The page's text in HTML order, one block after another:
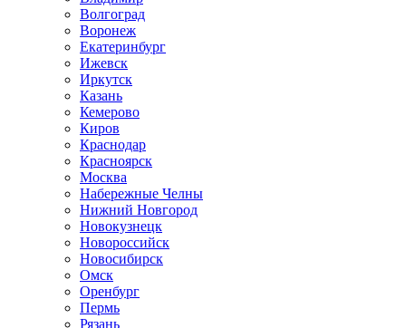
Волгоград
Воронеж
Екатеринбург
Ижевск
Иркутск
Казань
Кемерово
Киров
Краснодар
Красноярск
Москва
Набережные Челны
Нижний Новгород
Новокузнецк
Новороссийск
Новосибирск
Омск
Оренбург
Пермь
Рязань